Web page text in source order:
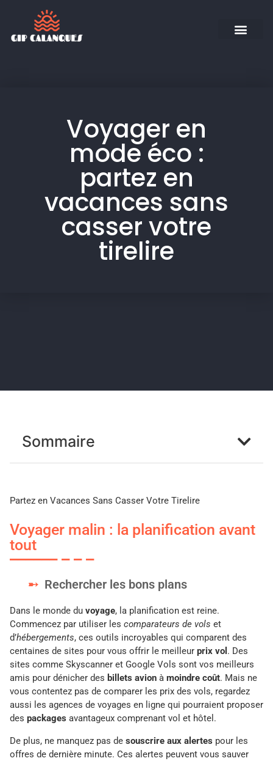
Voyager en
mode éco :
partez en
vacances sans
casser votre
tirelire
Sommaire
Partez en Vacances Sans Casser Votre Tirelire
Voyager malin : la planification avant
tout
Rechercher les bons plans
Dans le monde du voyage, la planification est reine.
Commencez par utiliser les comparateurs de vols et
d’hébergements, ces outils incroyables qui comparent des
centaines de sites pour vous offrir le meilleur prix vol . Des
sites comme Skyscanner et Google Vols sont vos meilleurs
amis pour dénicher des billets avion à moindre coût. Mais ne
vous contentez pas de comparer les prix des vols, regardez
aussi les agences de voyages en ligne qui pourraient proposer
des packages avantageux comprenant vol et hôtel.
De plus, ne manquez pas de souscrire aux alertes pour les
offres de dernière minute. Ces alertes peuvent vous sauver